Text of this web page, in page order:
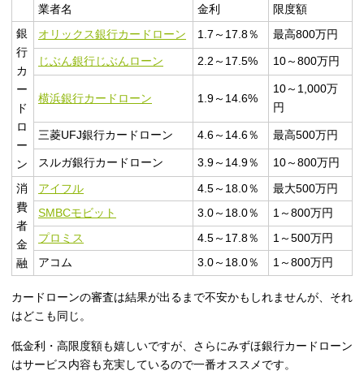
業者名 金利
限度額
銀
行
カ
ー
ド
ロ
ー
ン
オリックス銀行カードローン 1.7～17.8％ 最高800万円
じぶん銀行じぶんローン 2.2～17.5% 10～800万円
横浜銀行カードローン 1.9～14.6%
10～1,000万
円
三菱UFJ銀行カードローン 4.6～14.6％ 最高500万円
スルガ銀行カードローン 3.9～14.9％
10～800万円
消
費
者
金
融
アイフル 4.5～18.0％
最大500万円
SMBCモビット
3.0～18.0％
1～800万円
プロミス
4.5～17.8％
1～500万円
アコム
3.0～18.0％ 1～800万円
カードローンの審査は結果が出るまで不安かもしれませんが、それ
はどこも同じ。
低金利・高限度額も嬉しいですが、さらにみずほ銀行カードローン
はサービス内容も充実しているので一番オススメです。